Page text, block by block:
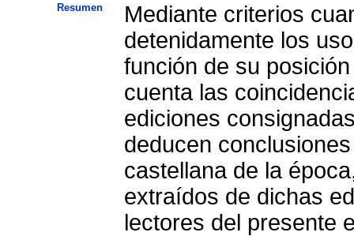
Resumen
Mediante criterios
detenidamente los
función de su
cuenta las
ediciones
deducen
castellana de la
extraídos de dichas
lectores del presente